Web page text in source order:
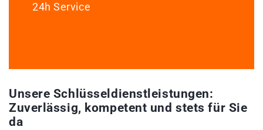
24h Service
Unsere Schlüsseldienstleistungen:
Zuverlässig, kompetent und stets für Sie
da